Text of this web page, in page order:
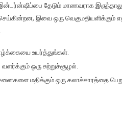
தேடும் மாணவராக
இவை ஒரு வெகுமதியளிக்கும்
உயர்த்துங்கள்.
ஒரு சுற்றுச்சூழல்.
மதிக்கும் ஒரு கலாச்சாரத்தை